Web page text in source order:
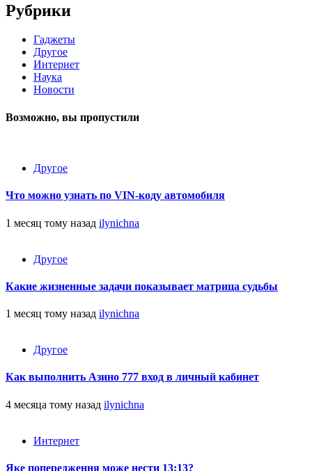
Рубрики
Гаджеты
Другое
Интернет
Наука
Новости
Возможно, вы пропустили
Другое
Что можно узнать по VIN-коду автомобиля
1 месяц тому назад ilynichna
Другое
Какие жизненные задачи показывает матрица судьбы
1 месяц тому назад ilynichna
Другое
Как выполнить Азино 777 вход в личный кабинет
4 месяца тому назад ilynichna
Интернет
Яке попередження може нести 13:13?